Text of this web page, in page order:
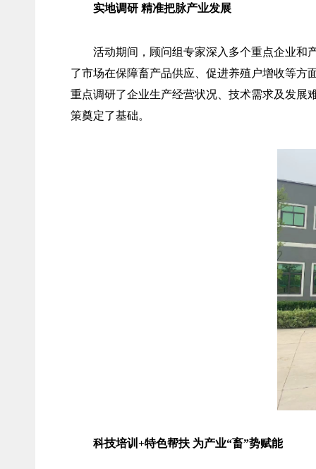
实地调研 精准把脉产业发展
活动期间，顾问组专家深入多个重点企业和
了市场在保障畜产品供应、促进养殖户增收等方
重点调研了企业生产经营状况、技术需求及发展
策奠定了基础。
科技培训+特色帮扶 为产业“畜”势赋能